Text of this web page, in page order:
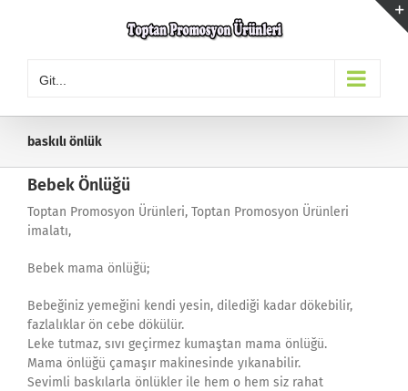
Git...
baskılı önlük
Bebek Önlüğü
Toptan Promosyon Ürünleri, Toptan Promosyon Ürünleri
imalatı,
Bebek mama önlüğü;
Bebeğiniz yemeğini kendi yesin, dilediği kadar dökebilir,
fazlalıklar ön cebe dökülür.
Leke tutmaz, sıvı geçirmez kumaştan mama önlüğü.
Mama önlüğü çamaşır makinesinde yıkanabilir.
Sevimli baskılarla önlükler ile hem o hem siz rahat